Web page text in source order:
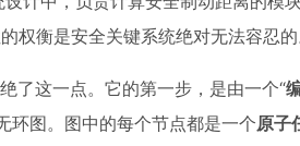
权衡是安全关键系统绝对无法容忍的
了这一点。它的第一步，是由一个“
环图。图中的每个节点都是一个原子